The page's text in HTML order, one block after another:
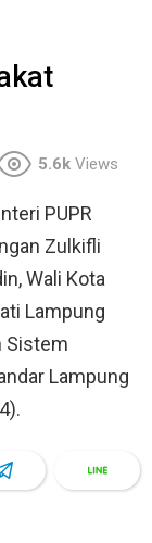
5.6k Views
PUPR
Zulkifli
Wali Kota
Lampung
Sistem
Lampung